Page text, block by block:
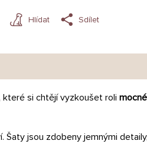
Hlídat Sdílet
které si chtějí vyzkoušet roli
Šaty jsou zdobeny jemnými